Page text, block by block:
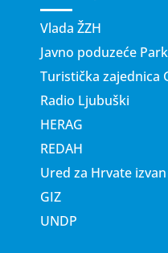
Vlada ŽZH
Javno poduzeće
Turistička zajednica
Radio Ljubuški
HERAG
REDAH
Ured za Hrvate izvan
GIZ
UNDP